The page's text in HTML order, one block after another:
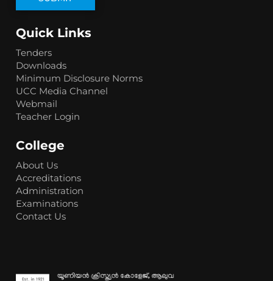
Quick Links
Tenders
Downloads
Minimum Disclosure Norms
UCC Media Channel
Webmail
Teacher Login
College
About Us
Accreditations
Administration
Examinations
Contact Us